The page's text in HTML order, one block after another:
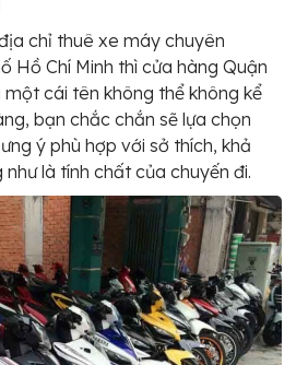
chỉ thuê xe máy chuyên
Hồ Chí Minh thì cửa hàng Quận
một cái tên không thể không kể
bạn chắc chắn sẽ lựa chọn
ý phù hợp với sở thích, khả
là tính chất của chuyến đi.